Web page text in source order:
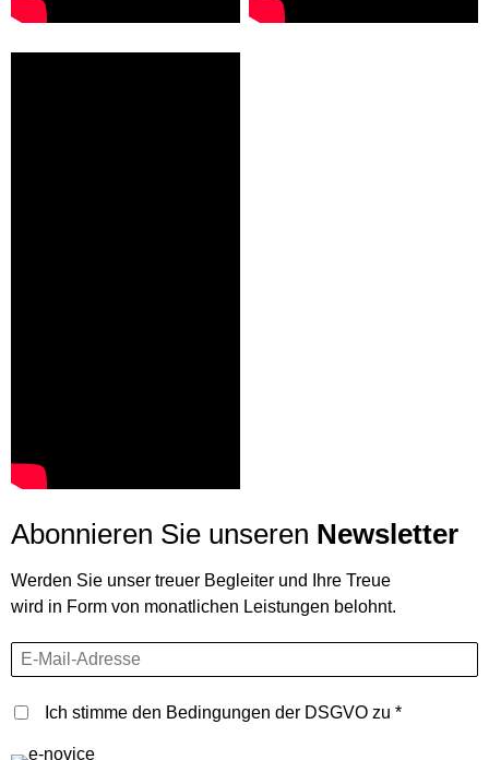
Abonnieren Sie unseren Newsletter
Werden Sie unser treuer Begleiter und Ihre Treue
wird in Form von monatlichen Leistungen belohnt.
E-Mail-Adresse
Ich stimme den Bedingungen der DSGVO zu